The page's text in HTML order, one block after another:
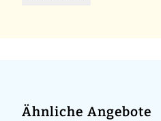
Ähnliche Angebote